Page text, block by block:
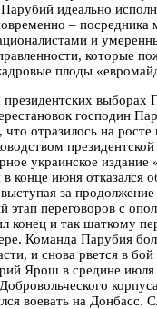
идеально
– посредника
и
которые
плоды
выборах
господин
отразилось на росте
украинское издание
конце июня отказался
за продолжение
этап переговоров с
конец и так шаткому
Команда Парубия
и снова рвется в
Ярош в средине июля
воевать на Донбасс.